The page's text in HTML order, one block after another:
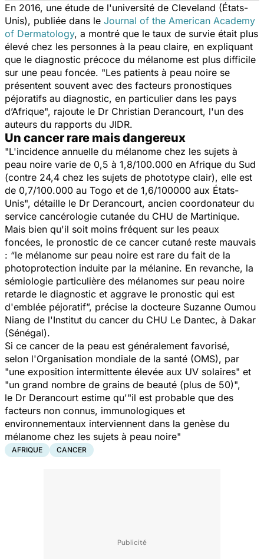
En 2016, une étude de l'université de Cleveland (États-
Unis), publiée dans le Journal of the American Academy
of Dermatology, a montré que le taux de survie était plus
élevé chez les personnes à la peau claire, en expliquant
que le diagnostic précoce du mélanome est plus difficile
sur une peau foncée. "Les patients à peau noire se
présentent souvent avec des facteurs pronostiques
péjoratifs au diagnostic, en particulier dans les pays
d’Afrique", rajoute le Dr Christian Derancourt, l'un des
auteurs du rapports du JIDR.
Un cancer rare mais dangereux
"L'incidence annuelle du mélanome chez les sujets à
peau noire varie de 0,5 à 1,8/100.000 en Afrique du Sud
(contre 24,4 chez les sujets de phototype clair), elle est
de 0,7/100.000 au Togo et de 1,6/100000 aux États-
Unis", détaille le Dr Derancourt, ancien coordonateur du
service cancérologie cutanée du CHU de Martinique.
Mais bien qu'il soit moins fréquent sur les peaux
foncées, le pronostic de ce cancer cutané reste mauvais
: “le mélanome sur peau noire est rare du fait de la
photoprotection induite par la mélanine. En revanche, la
sémiologie particulière des mélanomes sur peau noire
retarde le diagnostic et aggrave le pronostic qui est
d'emblée péjoratif”, précise la docteure Suzanne Oumou
Niang de l'Institut du cancer du CHU Le Dantec, à Dakar
(Sénégal).
Si ce cancer de la peau est généralement favorisé,
selon l'Organisation mondiale de la santé (OMS), par
"une exposition intermittente élevée aux UV solaires" et
"un grand nombre de grains de beauté (plus de 50)",
le Dr Derancourt estime qu'"il est probable que des
facteurs non connus, immunologiques et
environnementaux interviennent dans la genèse du
mélanome chez les sujets à peau noire"
AFRIQUE CANCER